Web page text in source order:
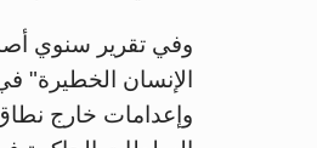
الإنسان الخطيرة"
وإعدامات خارج